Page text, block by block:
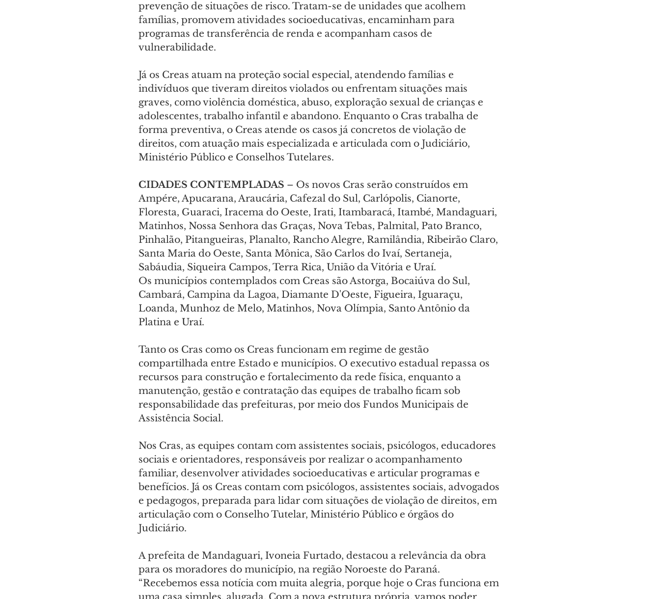
prevenção de situações de risco. Tratam-se de unidades que acolhem
famílias, promovem atividades socioeducativas, encaminham para
programas de transferência de renda e acompanham casos de
vulnerabilidade.
Já os Creas atuam na proteção social especial, atendendo famílias e
indivíduos que tiveram direitos violados ou enfrentam situações mais
graves, como violência doméstica, abuso, exploração sexual de crianças e
adolescentes, trabalho infantil e abandono. Enquanto o Cras trabalha de
forma preventiva, o Creas atende os casos já concretos de violação de
direitos, com atuação mais especializada e articulada com o Judiciário,
Ministério Público e Conselhos Tutelares.
CIDADES CONTEMPLADAS – Os novos Cras serão construídos em
Ampére, Apucarana, Araucária, Cafezal do Sul, Carlópolis, Cianorte,
Floresta, Guaraci, Iracema do Oeste, Irati, Itambaracá, Itambé, Mandaguari,
Matinhos, Nossa Senhora das Graças, Nova Tebas, Palmital, Pato Branco,
Pinhalão, Pitangueiras, Planalto, Rancho Alegre, Ramilândia, Ribeirão Claro,
Santa Maria do Oeste, Santa Mônica, São Carlos do Ivaí, Sertaneja,
Sabáudia, Siqueira Campos, Terra Rica, União da Vitória e Uraí.
Os municípios contemplados com Creas são Astorga, Bocaiúva do Sul,
Cambará, Campina da Lagoa, Diamante D'Oeste, Figueira, Iguaraçu,
Loanda, Munhoz de Melo, Matinhos, Nova Olímpia, Santo Antônio da
Platina e Uraí.
Tanto os Cras como os Creas funcionam em regime de gestão
compartilhada entre Estado e municípios. O executivo estadual repassa os
recursos para construção e fortalecimento da rede física, enquanto a
manutenção, gestão e contratação das equipes de trabalho ficam sob
responsabilidade das prefeituras, por meio dos Fundos Municipais de
Assistência Social.
Nos Cras, as equipes contam com assistentes sociais, psicólogos, educadores
sociais e orientadores, responsáveis por realizar o acompanhamento
familiar, desenvolver atividades socioeducativas e articular programas e
benefícios. Já os Creas contam com psicólogos, assistentes sociais, advogados
e pedagogos, preparada para lidar com situações de violação de direitos, em
articulação com o Conselho Tutelar, Ministério Público e órgãos do
Judiciário.
A prefeita de Mandaguari, Ivoneia Furtado, destacou a relevância da obra
para os moradores do município, na região Noroeste do Paraná.
“Recebemos essa notícia com muita alegria, porque hoje o Cras funciona em